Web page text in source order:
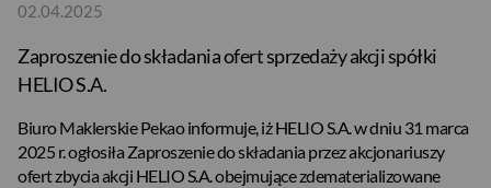
02.04.2025
Zaproszenie do składania ofert sprzedaży akcji spółki
HELIO S.A.
Biuro Maklerskie Pekao informuje, iż HELIO S.A. w dniu 31 marca
2025 r. ogłosiła Zaproszenie do składania przez akcjonariuszy
ofert zbycia akcji HELIO S.A. obejmujące zdematerializowane